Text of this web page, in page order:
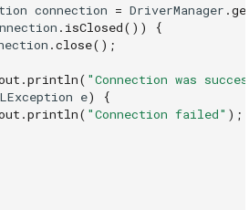
connection = DriverManager .
. isClosed())
{
.close();
.println( "Connection was
e)
{
.println( "Connection failed" );